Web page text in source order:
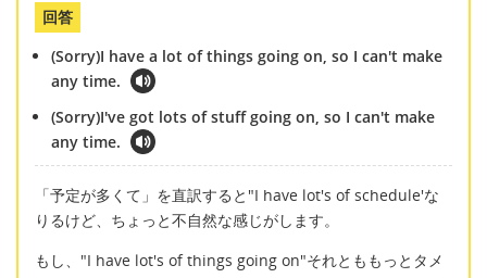
回答
(Sorry)I have a lot of things going on, so I can't make
any time.
(Sorry)I've got lots of stuff going on, so I can't make
any time.
「予定が多くて」を直訳すると"I have lot's of schedule'な
りるけど、ちょっと不自然な感じがします。
もし、"I have lot's of things going on"それとももっとタメ